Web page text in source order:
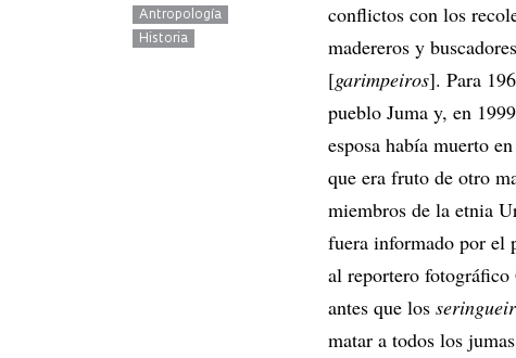
Antropología
Historia
conflictos con los
madereros y
[garimpeiros]. Para
pueblo Juma y, en
esposa había muerto
que era fruto de otro
miembros de la etnia
fuera informado por el
al reportero
antes que los
matar a todos los